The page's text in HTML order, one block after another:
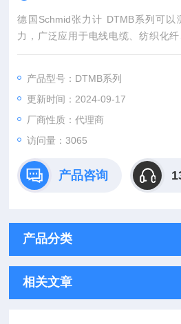
德国Schmid张力计 DTMB系列可以
力，广泛应用于电线电缆、纺织化纤
业，适用于大多数行业。可根据用途
产品型号：DTMB系列
更新时间：2024-09-17
厂商性质：代理商
访问量：3065
产品咨询
产品分类
相关文章